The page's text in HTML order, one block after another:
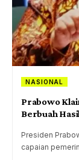
NASIONAL
Prabowo
Berbuah
Presiden
capaian